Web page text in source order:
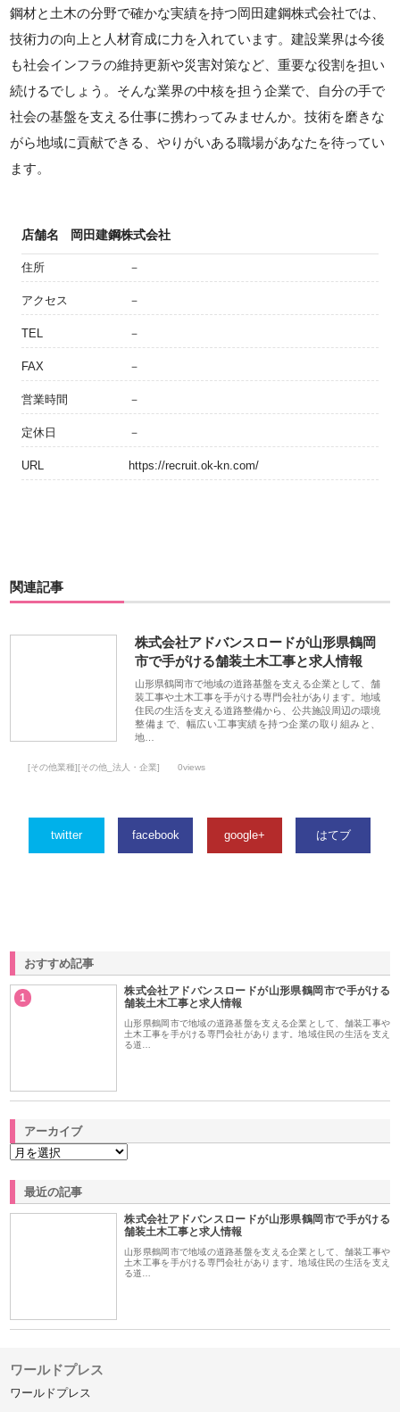
鋼材と土木の分野で確かな実績を持つ岡田建鋼株式会社では、
技術力の向上と人材育成に力を入れています。建設業界は今後
も社会インフラの維持更新や災害対策など、重要な役割を担い
続けるでしょう。そんな業界の中核を担う企業で、自分の手で
社会の基盤を支える仕事に携わってみませんか。技術を磨きな
がら地域に貢献できる、やりがいある職場があなたを待ってい
ます。
店舗名 岡田建鋼株式会社
住所 －
アクセス －
TEL －
FAX －
営業時間 －
定休日 －
URL https://recruit.ok-kn.com/
関連記事
株式会社アドバンスロードが山形県鶴岡
市で手がける舗装土木工事と求人情報
山形県鶴岡市で地域の道路基盤を支える企業として、舗
装工事や土木工事を手がける専門会社があります。地域
住民の生活を支える道路整備から、公共施設周辺の環境
整備まで、幅広い工事実績を持つ企業の取り組みと、
地…
[その他業種][その他_法人・企業] 0views
twitter facebook google+ はてブ
おすすめ記事
1
株式会社アドバンスロードが山形県鶴岡市で手がける
舗装土木工事と求人情報
山形県鶴岡市で地域の道路基盤を支える企業として、舗装工事や
土木工事を手がける専門会社があります。地域住民の生活を支え
る道…
アーカイブ
最近の記事
株式会社アドバンスロードが山形県鶴岡市で手がける
舗装土木工事と求人情報
山形県鶴岡市で地域の道路基盤を支える企業として、舗装工事や
土木工事を手がける専門会社があります。地域住民の生活を支え
る道…
ワールドプレス
ワールドプレス